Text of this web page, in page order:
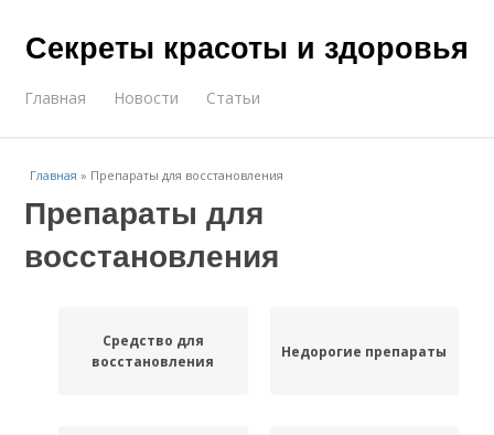
Секреты красоты и здоровья
Главная Новости Статьи
Главная » Препараты для восстановления
Препараты для
восстановления
Средство для
восстановления
Недорогие препараты